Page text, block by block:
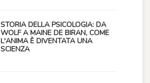
STORIA DELLA PSICOLOGIA: DA
WOLF A MAINE DE BIRAN, COME
L'ANIMA È DIVENTATA UNA
SCIENZA